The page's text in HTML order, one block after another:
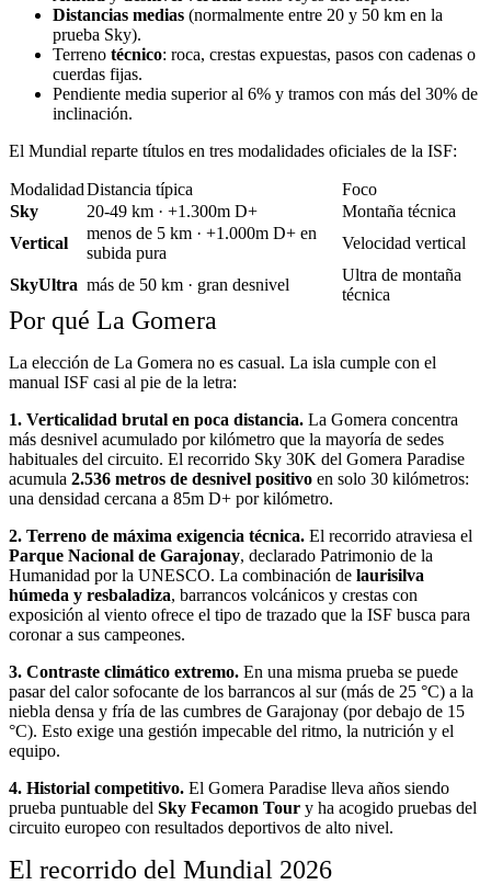
Distancias medias (normalmente entre 20 y 50 km en la
prueba Sky).
Terreno técnico: roca, crestas expuestas, pasos con cadenas o
cuerdas fijas.
Pendiente media superior al 6% y tramos con más del 30% de
inclinación.
El Mundial reparte títulos en tres modalidades oficiales de la ISF:
ModalidadDistancia típica
Foco
Sky
20-49 km · +1.300m D+
Montaña técnica
Vertical
menos de 5 km · +1.000m D+ en
subida pura
Velocidad vertical
SkyUltra más de 50 km · gran desnivel
Ultra de montaña
técnica
Por qué La Gomera
La elección de La Gomera no es casual. La isla cumple con el
manual ISF casi al pie de la letra:
1. Verticalidad brutal en poca distancia. La Gomera concentra
más desnivel acumulado por kilómetro que la mayoría de sedes
habituales del circuito. El recorrido Sky 30K del Gomera Paradise
acumula 2.536 metros de desnivel positivo en solo 30 kilómetros:
una densidad cercana a 85m D+ por kilómetro.
2. Terreno de máxima exigencia técnica. El recorrido atraviesa el
Parque Nacional de Garajonay, declarado Patrimonio de la
Humanidad por la UNESCO. La combinación de laurisilva
húmeda y resbaladiza, barrancos volcánicos y crestas con
exposición al viento ofrece el tipo de trazado que la ISF busca para
coronar a sus campeones.
3. Contraste climático extremo. En una misma prueba se puede
pasar del calor sofocante de los barrancos al sur (más de 25 °C) a la
niebla densa y fría de las cumbres de Garajonay (por debajo de 15
°C). Esto exige una gestión impecable del ritmo, la nutrición y el
equipo.
4. Historial competitivo. El Gomera Paradise lleva años siendo
prueba puntuable del Sky Fecamon Tour y ha acogido pruebas del
circuito europeo con resultados deportivos de alto nivel.
El recorrido del Mundial 2026